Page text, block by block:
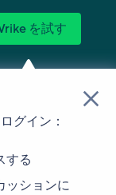
を試す
グイン：
する
ッションに